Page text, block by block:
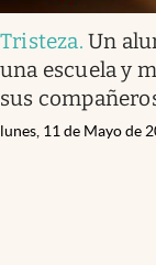
Tristeza.Un
una escuela y
sus
lunes, 11 de Mayo de